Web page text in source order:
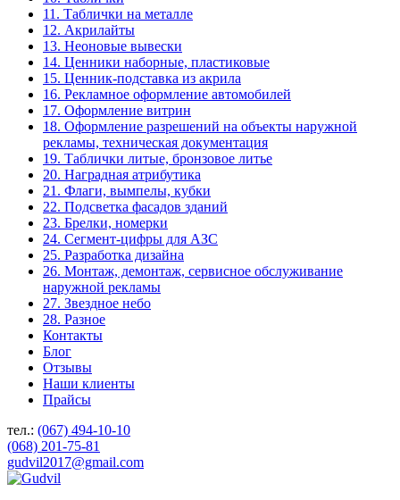
11. Таблички на металле
12. Акрилайты
13. Неоновые вывески
14. Ценники наборные, пластиковые
15. Ценник-подставка из акрила
16. Рекламное оформление автомобилей
17. Оформление витрин
18. Оформление разрешений на объекты наружной
рекламы, техническая документация
19. Таблички литые, бронзовое литье
20. Наградная атрибутика
21. Флаги, вымпелы, кубки
22. Подсветка фасадов зданий
23. Брелки, номерки
24. Сегмент-цифры для АЗС
25. Разработка дизайна
26. Монтаж, демонтаж, сервисное обслуживание
наружной рекламы
27. Звездное небо
28. Разное
Контакты
Блог
Отзывы
Наши клиенты
Прайсы
тел.: (067) 494-10-10
(068) 201-75-81
gudvil2017@gmail.com